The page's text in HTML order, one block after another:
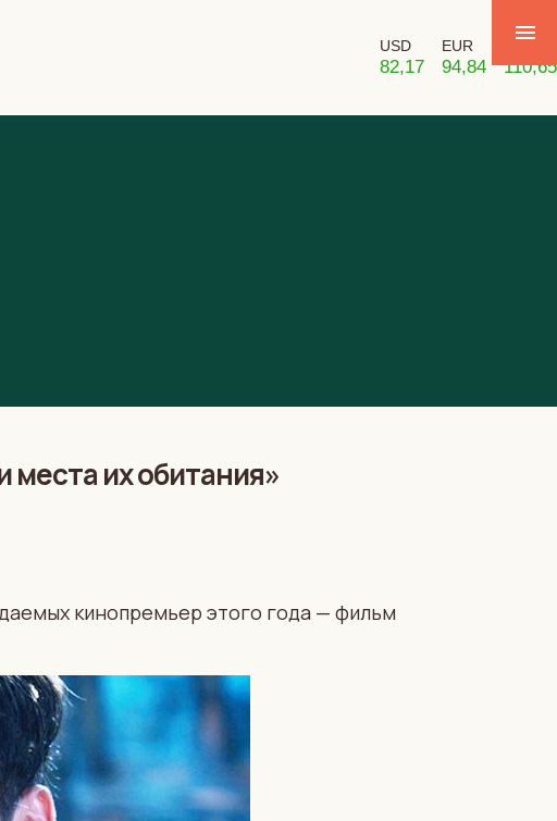
USD
82,17
EUR
94,84 110,65
их обитания»
кинопремьер этого года — фильм